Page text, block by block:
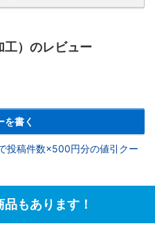
工）のレビュー
を書く
投稿件数×500円分の値引クー
もあります！